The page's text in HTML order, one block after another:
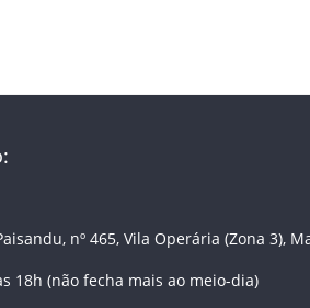
nº 465, Vila Operária (Zona 3),
18h (não fecha mais ao meio-dia)